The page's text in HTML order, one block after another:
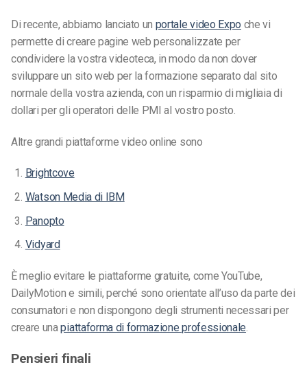
Di recente, abbiamo lanciato un portale video Expo che vi
permette di creare pagine web personalizzate per
condividere la vostra videoteca, in modo da non dover
sviluppare un sito web per la formazione separato dal sito
normale della vostra azienda, con un risparmio di migliaia di
dollari per gli operatori delle PMI al vostro posto.
Altre grandi piattaforme video online sono
Brightcove
Watson Media di IBM
Panopto
Vidyard
È meglio evitare le piattaforme gratuite, come YouTube,
DailyMotion e simili, perché sono orientate all’uso da parte dei
consumatori e non dispongono degli strumenti necessari per
creare unapiattaforma di formazione professionale.
Pensieri finali